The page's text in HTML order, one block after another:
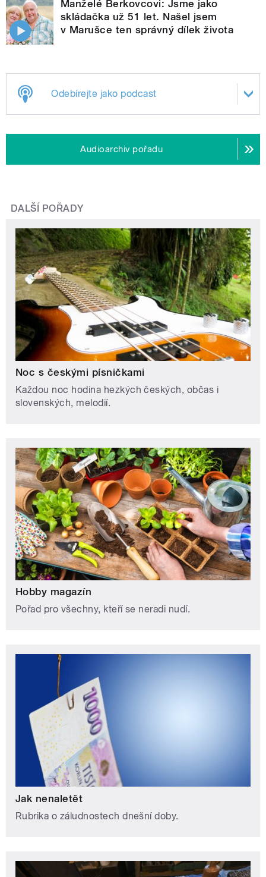
Manželé Berkovcovi: Jsme jako
skládačka už 51 let. Našel jsem
v Marušce ten správný dílek života
Odebírejte jako podcast
Audioarchiv pořadu
DALŠÍ POŘADY
Noc s českými písničkami
Každou noc hodina hezkých českých, občas i
slovenských, melodií.
Hobby magazín
Pořad pro všechny, kteří se neradi nudí.
Jak nenaletět
Rubrika o záludnostech dnešní doby.